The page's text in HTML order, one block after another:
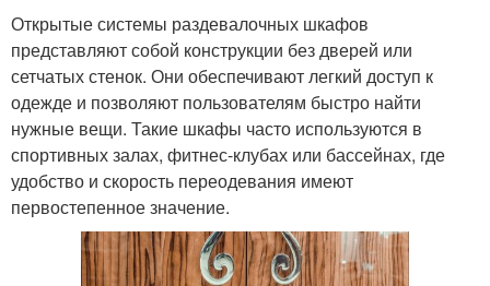
Открытые системы раздевалочных шкафов
представляют собой конструкции без дверей или
сетчатых стенок. Они обеспечивают легкий доступ к
одежде и позволяют пользователям быстро найти
нужные вещи. Такие шкафы часто используются в
спортивных залах, фитнес-клубах или бассейнах, где
удобство и скорость переодевания имеют
первостепенное значение.